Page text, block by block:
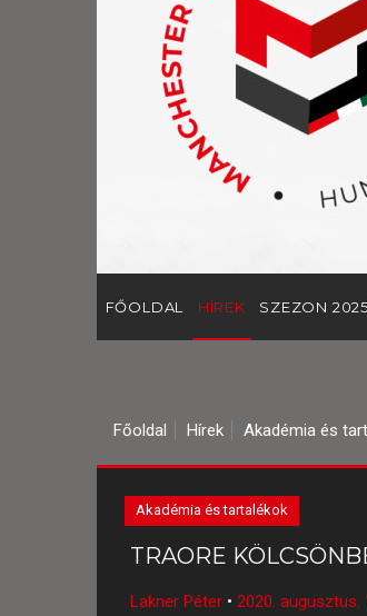
FŐOLDAL HÍREK SZEZON
Főoldal Hírek Akadémia és
Akadémia és tartalékok
TRAORE
Lakner Péter • 2020. augusztus.